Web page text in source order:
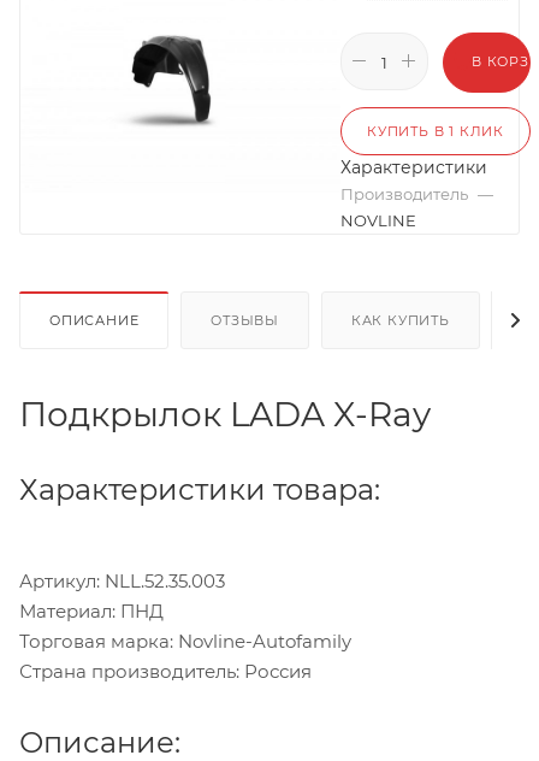
В
КУПИТЬ В 1 КЛИК
Характеристики
Производитель —
NOVLINE
ОПИСАНИЕ ОТЗЫВЫ КАК КУПИТЬ
Подкрылок LADA X-Ray
Характеристики товара:
Артикул: NLL.52.35.003
Материал: ПНД
Торговая марка: Novline-Autofamily
Страна производитель: Россия
Описание: